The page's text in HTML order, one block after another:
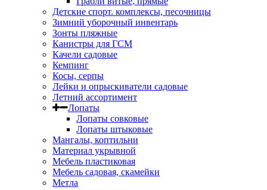
Детские спорт. комплексы, песочницы
Зимний уборочный инвентарь
Зонты пляжные
Канистры для ГСМ
Качели садовые
Кемпинг
Косы, серпы
Лейки и опрыскиватели садовые
Летний ассортимент
Лопаты
Лопаты совковые
Лопаты штыковые
Мангалы, коптильни
Материал укрывной
Мебель пластиковая
Мебель садовая, скамейки
Метла